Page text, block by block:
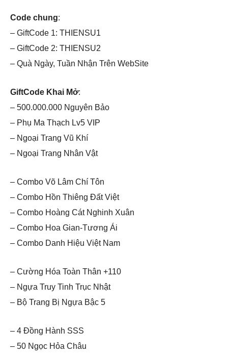
Code chung:
– GiftCode 1: THIENSU1
– GiftCode 2: THIENSU2
– Quà Ngày, Tuần Nhận Trên WebSite
GiftCode Khai Mở:
– 500.000.000 Nguyên Bảo
– Phụ Ma Thạch Lv5 VIP
– Ngoại Trang Vũ Khí
– Ngoại Trang Nhân Vật
– Combo Võ Lâm Chí Tôn
– Combo Hồn Thiêng Đất Việt
– Combo Hoàng Cát Nghinh Xuân
– Combo Hoa Gian-Tương Ái
– Combo Danh Hiệu Việt Nam
– Cường Hóa Toàn Thân +110
– Ngựa Truy Tinh Trục Nhật
– Bộ Trang Bị Ngựa Bậc 5
– 4 Đồng Hành SSS
– 50 Ngọc Hỏa Châu